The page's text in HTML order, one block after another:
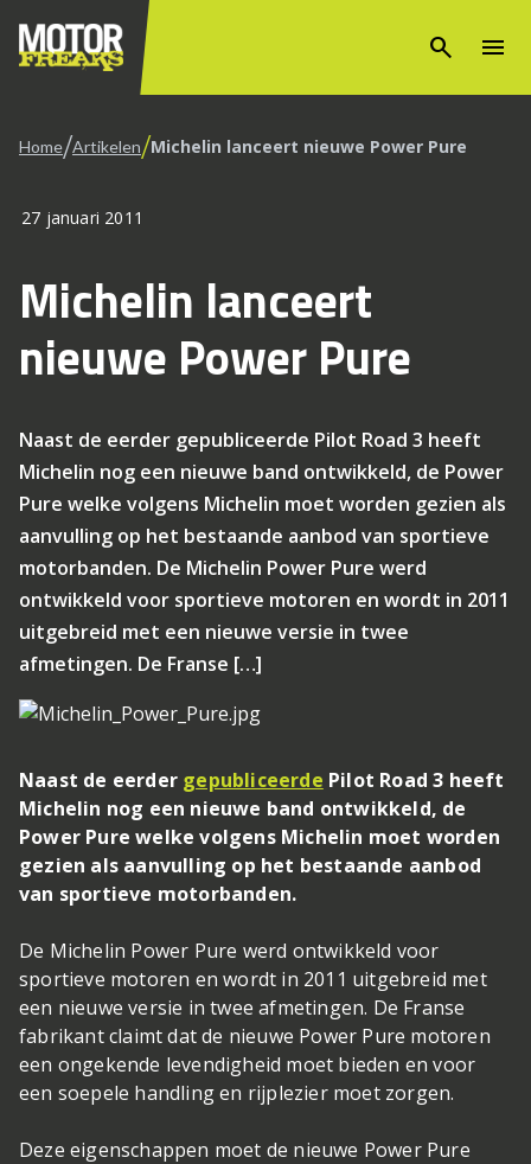
search menu
Home/Artikelen/Michelin lanceert nieuwe Power Pure
27 januari 2011
Michelin lanceert
nieuwe Power Pure
Naast de eerder gepubliceerde Pilot Road 3 heeft
Michelin nog een nieuwe band ontwikkeld, de Power
Pure welke volgens Michelin moet worden gezien als
aanvulling op het bestaande aanbod van sportieve
motorbanden. De Michelin Power Pure werd
ontwikkeld voor sportieve motoren en wordt in 2011
uitgebreid met een nieuwe versie in twee
afmetingen. De Franse […]
Naast de eerder gepubliceerde Pilot Road 3 heeft
Michelin nog een nieuwe band ontwikkeld, de
Power Pure welke volgens Michelin moet worden
gezien als aanvulling op het bestaande aanbod
van sportieve motorbanden.
De Michelin Power Pure werd ontwikkeld voor
sportieve motoren en wordt in 2011 uitgebreid met
een nieuwe versie in twee afmetingen. De Franse
fabrikant claimt dat de nieuwe Power Pure motoren
een ongekende levendigheid moet bieden en voor
een soepele handling en rijplezier moet zorgen.
Deze eigenschappen moet de nieuwe Power Pure